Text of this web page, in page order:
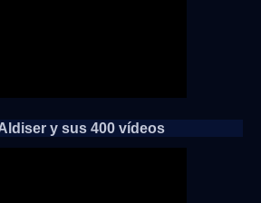
y sus 400 vídeos